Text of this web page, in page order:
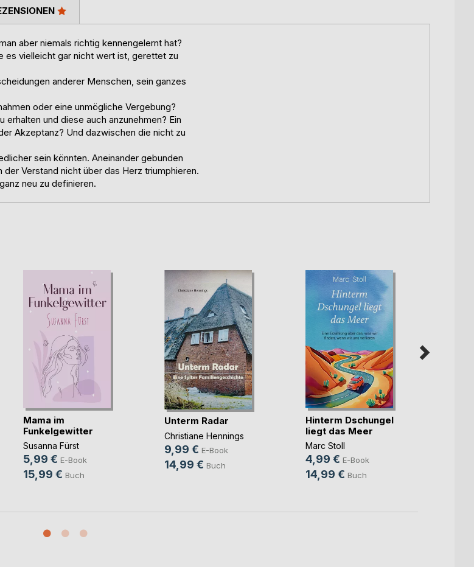
aber niemals richtig kennengelernt hat?
es vielleicht gar nicht wert ist, gerettet zu
anderer Menschen, sein ganzes
oder eine unmögliche Vergebung?
und diese auch anzunehmen? Ein
Akzeptanz? Und dazwischen die nicht zu
sein könnten. Aneinander gebunden
Verstand nicht über das Herz triumphieren.
neu zu definieren.
Mama im
Funkelgewitter
Susanna Fürst
5,99 € E-Book
15,99 € Buch
Unterm Radar
Christiane Hennings
9,99 € E-Book
14,99 € Buch
Hinterm Dschungel
liegt das Meer
Marc Stoll
4,99 € E-Book
14,99 € Buch